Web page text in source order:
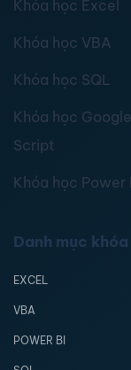
Khóa học Excel
Khóa học VBA
Khóa học SQL
Khóa học
Script
Khóa học Power
Danh mục
EXCEL
VBA
POWER BI